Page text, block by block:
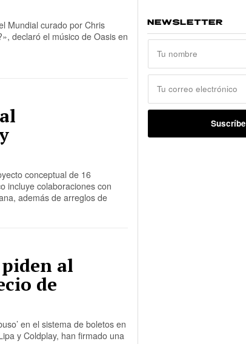
Mundial curado por Chris
declaró el músico de Oasis en
conceptual de 16
incluye colaboraciones con
además de arreglos de
al
de
en el sistema de boletos en
y Coldplay, han firmado una
NEWSLETTER